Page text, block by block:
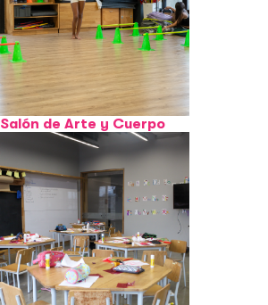
Salón de Arte y Cuerpo